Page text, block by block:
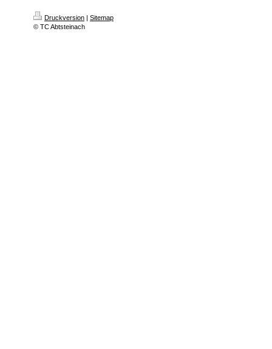
Druckversion | Sitemap
© TC Abtsteinach